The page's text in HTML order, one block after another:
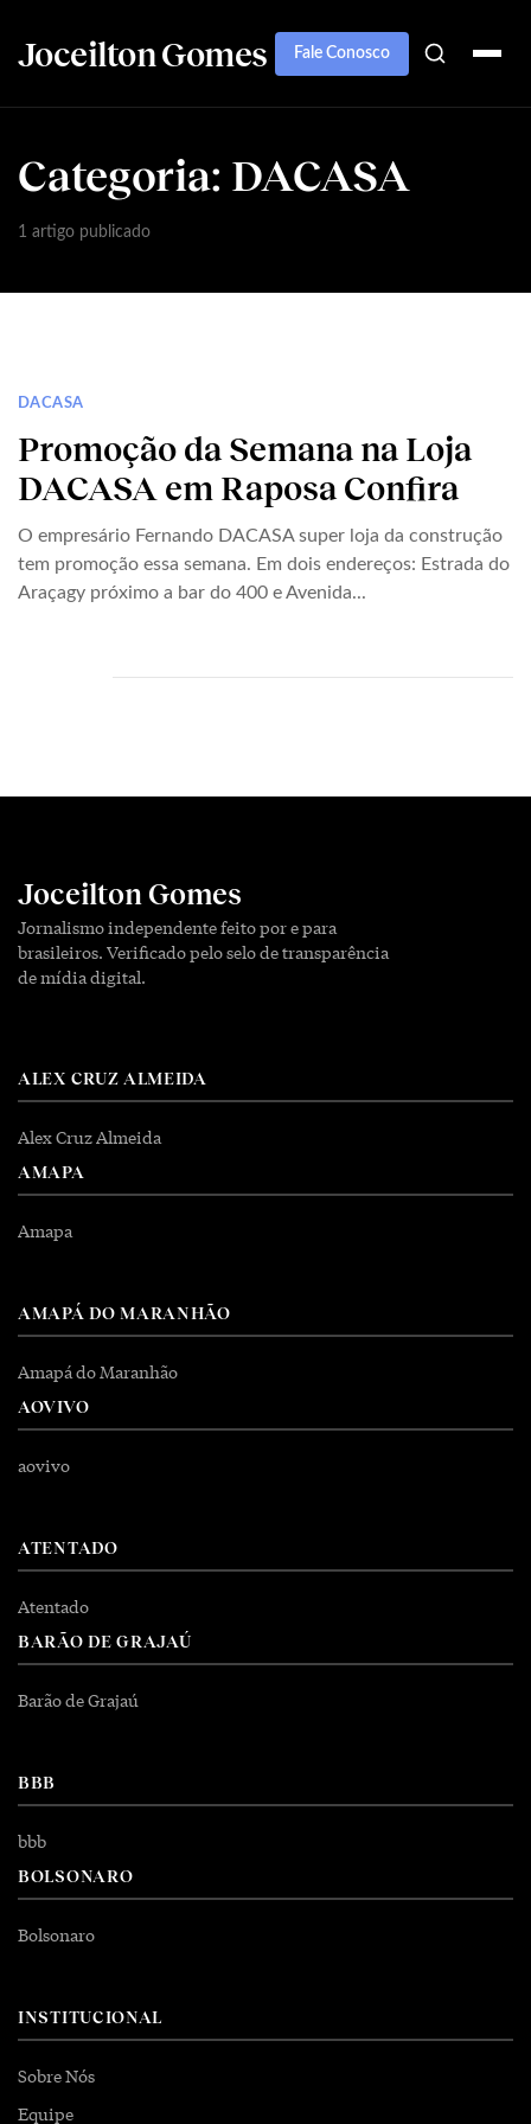
Joceilton Gomes Fale Conosco
Categoria: DACASA
1 artigo publicado
DACASA
Promoção da Semana na Loja
DACASA em Raposa Confira
O empresário Fernando DACASA super loja da construção
tem promoção essa semana. Em dois endereços: Estrada do
Araçagy próximo a bar do 400 e Avenida...
Joceilton Gomes
Jornalismo independente feito por e para
brasileiros. Verificado pelo selo de transparência
de mídia digital.
ALEX CRUZ ALMEIDA
Alex Cruz Almeida
AMAPA
Amapa
AMAPÁ DO MARANHÃO
Amapá do Maranhão
AOVIVO
aovivo
ATENTADO
Atentado
BARÃO DE GRAJAÚ
Barão de Grajaú
BBB
bbb
BOLSONARO
Bolsonaro
INSTITUCIONAL
Sobre Nós
Equipe